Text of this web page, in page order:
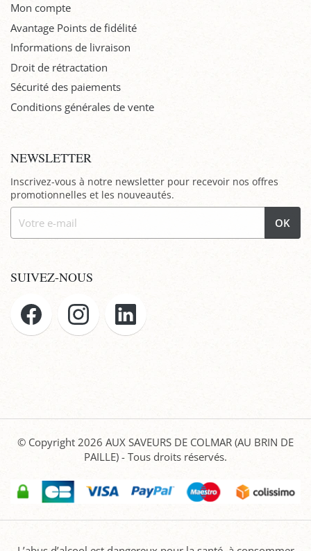
Mon compte
Avantage Points de fidélité
Informations de livraison
Droit de rétractation
Sécurité des paiements
Conditions générales de vente
NEWSLETTER
Inscrivez-vous à notre newsletter pour recevoir nos offres
promotionnelles et les nouveautés.
OK
SUIVEZ-NOUS
© Copyright 2026 AUX SAVEURS DE COLMAR (AU BRIN DE
PAILLE) - Tous droits réservés.